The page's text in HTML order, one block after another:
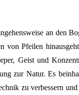
an den
von Pfeilen
Geist und
zur Natur. Es
zu verbessern